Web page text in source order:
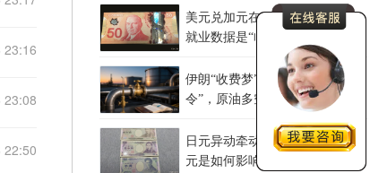
23:16
23:08
22:50
美元兑加元在1.4010附近徘徊，
就业数据是“临门一脚”还是“当头
伊朗“收费梦”与特朗普“开放
令”，原油多空等待最终裁决
日元异动牵动全球资金，解析日
元是如何影响黄金的